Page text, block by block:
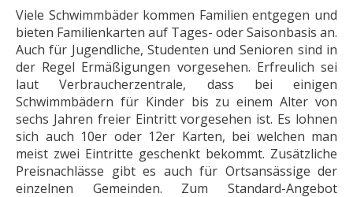
Viele Schwimmbäder kommen Familien entgegen und
bieten Familienkarten auf Tages- oder Saisonbasis an.
Auch für Jugendliche, Studenten und Senioren sind in
der Regel Ermäßigungen vorgesehen. Erfreulich sei
laut Verbraucherzentrale, dass bei einigen
Schwimmbädern für Kinder bis zu einem Alter von
sechs Jahren freier Eintritt vorgesehen ist. Es lohnen
sich auch 10er oder 12er Karten, bei welchen man
meist zwei Eintritte geschenkt bekommt. Zusätzliche
Preisnachlässe gibt es auch für Ortsansässige der
einzelnen Gemeinden. Zum Standard-Angebot